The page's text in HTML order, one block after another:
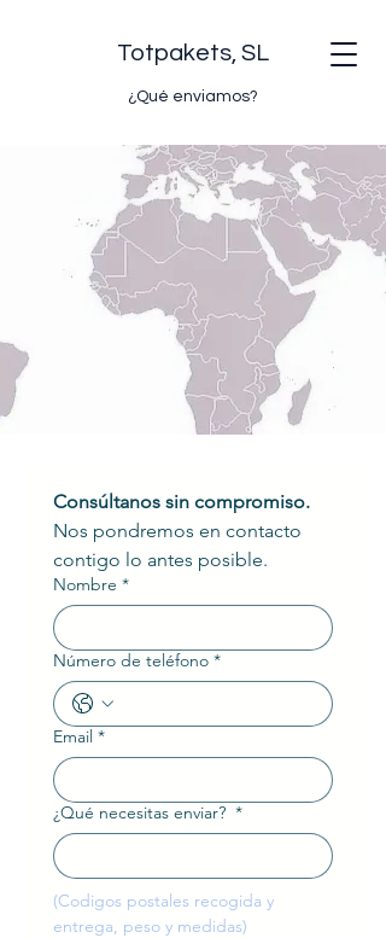
Totpakets, SL
¿Qué enviamos?
Consúltanos sin compromiso.
Nos pondremos en contacto
contigo lo antes posible.
Nombre *
Número de teléfono *
Email *
¿Qué necesitas enviar? *
(Codigos postales recogida y
entrega, peso y medidas)